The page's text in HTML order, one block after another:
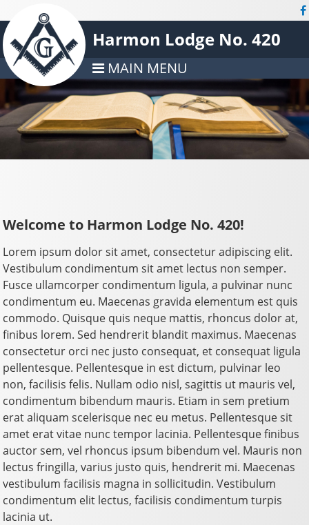
Harmon Lodge No. 420
MAIN MENU
Welcome to Harmon Lodge No. 420!
Lorem ipsum dolor sit amet, consectetur adipiscing elit.
Vestibulum condimentum sit amet lectus non semper.
Fusce ullamcorper condimentum ligula, a pulvinar nunc
condimentum eu. Maecenas gravida elementum est quis
commodo. Quisque quis neque mattis, rhoncus dolor at,
finibus lorem. Sed hendrerit blandit maximus. Maecenas
consectetur orci nec justo consequat, et consequat ligula
pellentesque. Pellentesque in est dictum, pulvinar leo
non, facilisis felis. Nullam odio nisl, sagittis ut mauris vel,
condimentum bibendum mauris. Etiam in sem pretium
erat aliquam scelerisque nec eu metus. Pellentesque sit
amet erat vitae nunc tempor lacinia. Pellentesque finibus
auctor sem, vel rhoncus ipsum bibendum vel. Mauris non
lectus fringilla, varius justo quis, hendrerit mi. Maecenas
vestibulum facilisis magna in sollicitudin. Vestibulum
condimentum elit lectus, facilisis condimentum turpis
lacinia ut.